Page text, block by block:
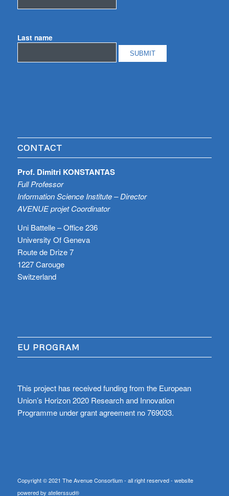
Last name
CONTACT
Prof. Dimitri KONSTANTAS
Full Professor
Information Science Institute – Director
AVENUE projet Coordinator
Uni Battelle – Office 236
University Of Geneva
Route de Drize 7
1227 Carouge
Switzerland
EU PROGRAM
This project has received funding from the European
Union’s Horizon 2020 Research and Innovation
Programme under grant agreement no 769033.
Copyright © 2021 The Avenue Consortium - all right reserved - website
powered by atelierssud®